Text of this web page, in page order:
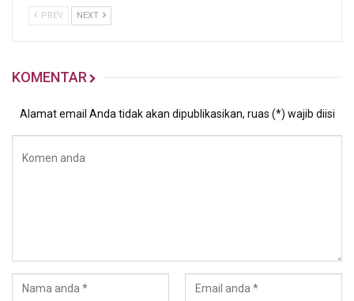
PREV NEXT
KOMENTAR
Alamat email Anda tidak akan dipublikasikan, ruas (*) wajib diisi